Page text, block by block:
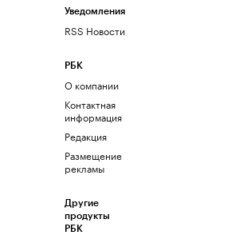
Уведомления
RSS Новости
РБК
О компании
Контактная
информация
Редакция
Размещение
рекламы
Другие
продукты
РБК